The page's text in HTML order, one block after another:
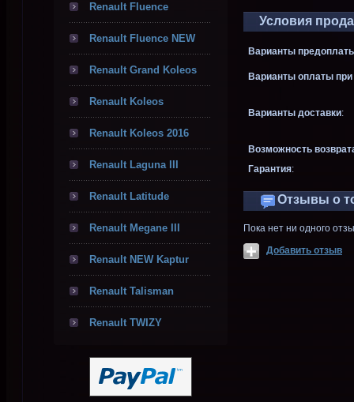
Renault Fluence
Renault Fluence NEW
Renault Grand Koleos
Renault Koleos
Renault Koleos 2016
Renault Laguna III
Renault Latitude
Renault Megane III
Renault NEW Kaptur
Renault Talisman
Renault TWIZY
Условия
Варианты
Варианты оплаты при
Варианты доставки:
Возможность
Гарантия:
Отзывы о
Пока нет ни одного
Добавить отзыв